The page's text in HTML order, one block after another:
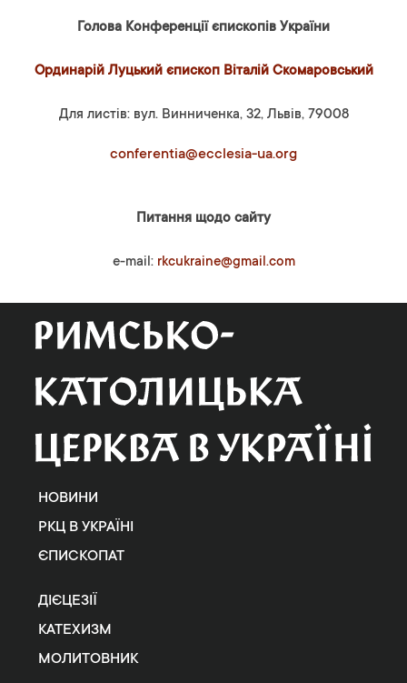
Голова Конференції єпископів України
Ординарій Луцький єпископ Віталій Скомаровський
Для листів: вул. Винниченка, 32, Львів, 79008
conferentia@ecclesia-ua.org
Питання щодо сайту
e-mail: rkcukraine@gmail.com
НОВИНИ
РКЦ В УКРАЇНІ
ЄПИСКОПАТ
ДІЄЦЕЗІЇ
КАТЕХИЗМ
МОЛИТОВНИК